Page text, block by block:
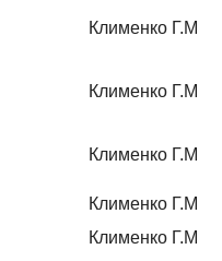
Клименко Г.М
Клименко Г.М
Клименко Г.М
Клименко Г.М
Клименко Г.М